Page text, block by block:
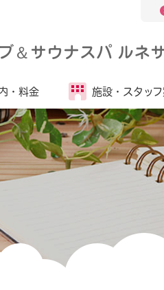
＆サウナスパ ルネ
・ 料金 施設・ スタッ